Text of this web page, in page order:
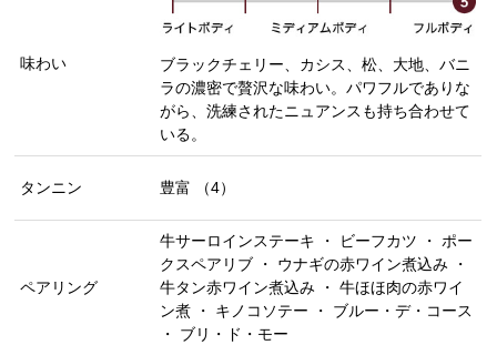
味わい
ブラックチェリー、カシス、松、大地、バニ
ラの濃密で贅沢な味わい。パワフルでありな
がら、洗練されたニュアンスも持ち合わせて
いる。
タンニン 豊富 （4）
ペアリング
牛サーロインステーキ ・ ビーフカツ ・ ポー
クスペアリブ ・ ウナギの赤ワイン煮込み ・
牛タン赤ワイン煮込み ・ 牛ほほ肉の赤ワイ
ン煮 ・ キノコソテー ・ ブルー・デ・コース
・ ブリ・ド・モー